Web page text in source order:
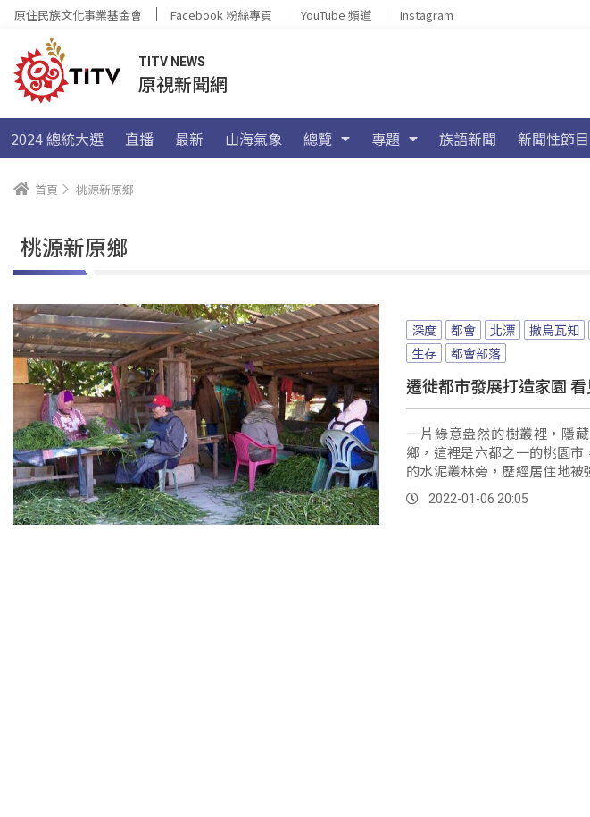
原住民族文化事業基金會 Facebook 粉絲專頁 YouTube 頻道 Instagram
TITV NEWS
原視新聞網
2024 總統大選 直播 最新 山海氣象 總覽 專題 族語新聞 新聞性節目
首頁 桃源新原鄉
桃源新原鄉
深度 都會 北漂 撒烏瓦知
生存
都會部落
遷徙都市發展打造家園
一片綠意盎然的樹叢裡，隱
鄉，這裡是六都之一的桃園
的水泥叢林旁，歷經居住地
於有了能夠...。
2022-01-06 20:05